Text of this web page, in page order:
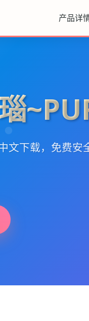
产品详
文下载，免费安